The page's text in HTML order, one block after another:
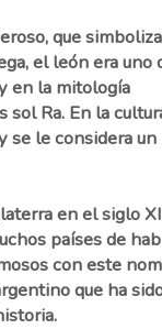
que
el león era uno
en la mitología
sol Ra. En la
se le considera un
en el siglo
países de
con este
que ha